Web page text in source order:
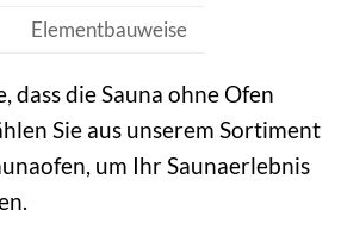
Elementbauweise
dass die Sauna ohne Ofen
Sie aus unserem Sortiment
um Ihr Saunaerlebnis